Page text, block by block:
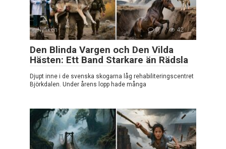
Nyfiken 0 42
Den Blinda Vargen och Den Vilda
Hästen: Ett Band Starkare än Rädsla
Djupt inne i de svenska skogarna låg rehabiliteringscentret
Björkdalen. Under årens lopp hade många